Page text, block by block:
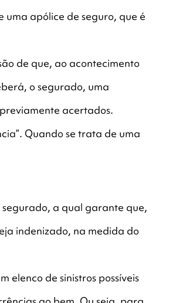
uma apólice de seguro, que é
de que, ao acontecimento
o segurado, uma
acertados.
Quando se trata de uma
a qual garante que,
indenizado, na medida do
elenco de sinistros possíveis